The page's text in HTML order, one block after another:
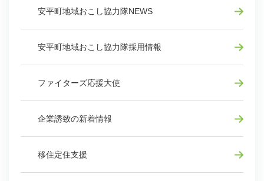
安平町地域おこし協力隊NEWS
安平町地域おこし協力隊採用情報
ファイターズ応援大使
企業誘致の新着情報
移住定住支援